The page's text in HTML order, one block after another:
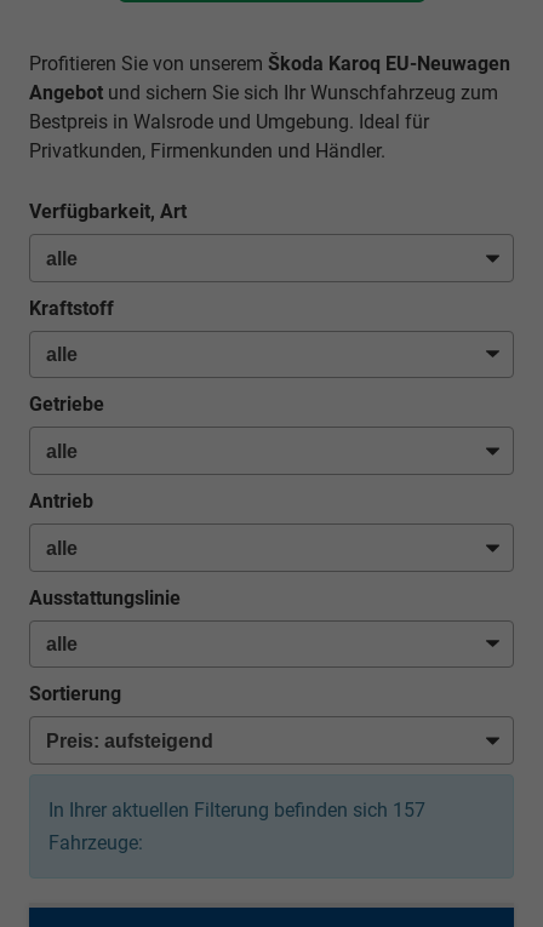
Profitieren Sie von unserem Škoda Karoq EU-Neuwagen
Angebot und sichern Sie sich Ihr Wunschfahrzeug zum
Bestpreis in Walsrode und Umgebung. Ideal für
Privatkunden, Firmenkunden und Händler.
Verfügbarkeit, Art
Kraftstoff
Getriebe
Antrieb
Ausstattungslinie
Sortierung
In Ihrer aktuellen Filterung befinden sich 157
Fahrzeuge: